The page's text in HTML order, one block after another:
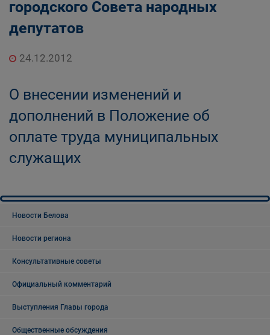
городского Совета народных
депутатов
24.12.2012
О внесении изменений и
дополнений в Положение об
оплате труда муниципальных
служащих
Новости Белова
Новости региона
Консультативные советы
Официальный комментарий
Выступления Главы города
Общественные обсуждения